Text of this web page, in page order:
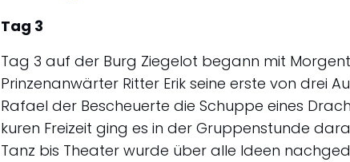
Tag 3
Tag 3 auf der Burg Ziegelot begann mit
Prinzenanwärter Ritter Erik seine erste von drei
Rafael der Bescheuerte die Schuppe eines
kuren Freizeit ging es in der Gruppenstunde
Tanz bis Theater wurde über alle Ideen